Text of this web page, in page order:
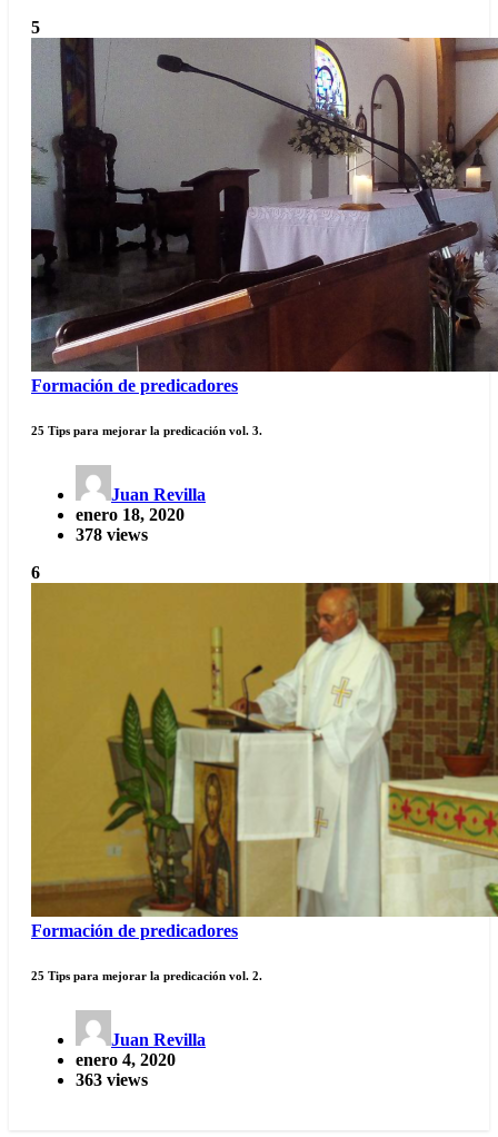
5
Formación de predicadores
25 Tips para mejorar la predicación vol. 3.
Juan Revilla
enero 18, 2020
378 views
6
Formación de predicadores
25 Tips para mejorar la predicación vol. 2.
Juan Revilla
enero 4, 2020
363 views